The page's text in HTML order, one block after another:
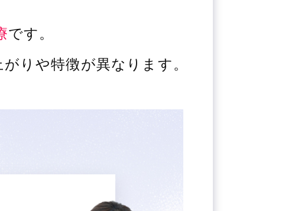
です。
りや特徴が異なります。